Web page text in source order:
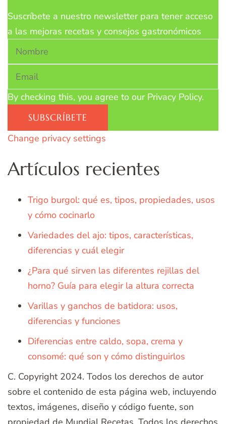
Suscríbete a nuestro newsletter para tener acceso
a las mejoras recetas y consejos gastronómicos
By checking this, you agree to our Privacy Policy.
Change privacy settings
Artículos recientes
Trigo burgol: qué es, tipos, propiedades, usos
y cómo cocinarlo
Variedades del ajo: tipos, características,
diferencias y cuál elegir
¿Para qué sirven las diferentes rejillas del
horno? Guía para elegir la altura correcta
Varillas y ganchos de batidora: usos,
diferencias y funciones
Diferencias entre caldo, sopa, crema y
consomé: qué son y cómo distinguirlos
C. Copyright 2024. Todos los derechos de autor
sobre el contenido de esta página web, incluyendo
textos, imágenes, diseño y código fuente, son